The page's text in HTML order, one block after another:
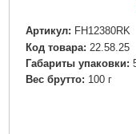
Артикул: FH12380RK
Код товара: 22.58.25
Габариты упаковки:
Вес брутто: 100 г